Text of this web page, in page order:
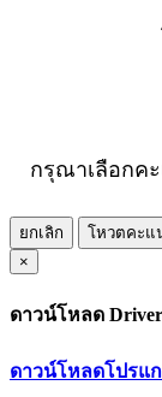
กรุณาเลือกค
ยกเลิก
โหวตคะแ
×
ดาวน์โหลด
ดาวน์โหลดโปรแ